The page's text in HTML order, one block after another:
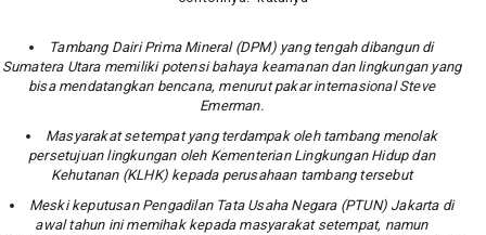
Tambang Dairi Prima Mineral (DPM) yang tengah dibangun di
Sumatera Utara memiliki potensi bahaya keamanan dan lingkungan yang
bisa mendatangkan bencana, menurut pakar internasional Steve
Emerman.
Masyarakat setempat yang terdampak oleh tambang menolak
persetujuan lingkungan oleh Kementerian Lingkungan Hidup dan
Kehutanan (KLHK) kepada perusahaan tambang tersebut
Meski keputusan Pengadilan Tata Usaha Negara (PTUN) Jakarta di
awal tahun ini memihak kepada masyarakat setempat, namun